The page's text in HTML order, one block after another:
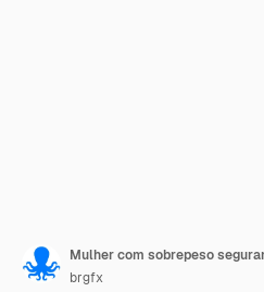
brgfx